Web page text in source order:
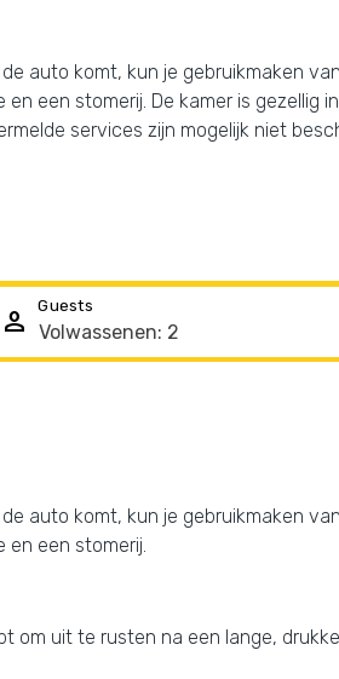
auto komt, kun je gebruikmaken
een stomerij. De kamer is
services zijn mogelijk niet
person Guests
auto komt, kun je gebruikmaken
en een stomerij.
om uit te rusten na een lange,